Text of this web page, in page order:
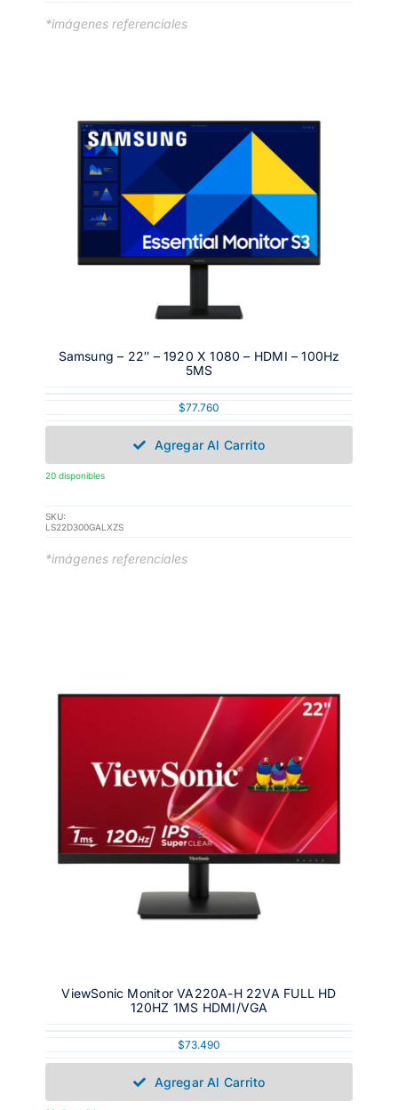
*imágenes referenciales
Samsung – 22″ – 1920 X 1080 – HDMI – 100Hz
5MS
$77.760
Agregar Al Carrito
20 disponibles
SKU:
LS22D300GALXZS
*imágenes referenciales
ViewSonic Monitor VA220A-H 22VA FULL HD
120HZ 1MS HDMI/VGA
$73.490
Agregar Al Carrito